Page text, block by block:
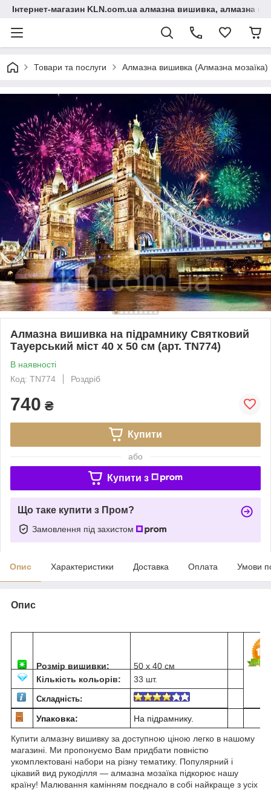
Інтернет-магазин KLN.com.ua алмазна вишивка, алмазна
Товари та послуги Алмазна вишивка (Алмазна мозаїка)
Алмазна вишивка на підрамнику Святковий
Тауерський міст 40 х 50 см (арт. TN774)
В наявності
Код: TN774
Роздріб
740 ₴
Купити
або
Купити з
Що таке купити з Пром?
Замовлення під захистом
Опис Характеристики Доставка Оплата Умови
Опис
Розмір вишивки:
50 х 40 см
Кількість кольорів:
33 шт.
Складність:
Упаковка: На підрамнику.
Купити алмазну вишивку за доступною ціною легко в нашому
магазині. Ми пропонуємо Вам придбати повністю
укомплектовані набори на різну тематику. Популярний і
цікавий вид рукоділля ― алмазна мозаїка підкорює нашу
країну! Малювання камінням поєднало в собі найкраще з усіх